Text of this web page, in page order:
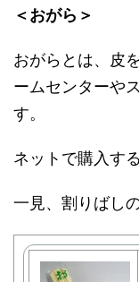
＜おがら＞
おがらとは、皮
ームセンターや
す。
ネットで購入す
一見、割りばし